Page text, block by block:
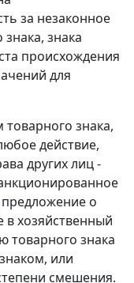
за незаконное
знака
происхождения
для
знака,
действие,
других лиц -
о
хозяйственный
товарного знака
или
смешения.